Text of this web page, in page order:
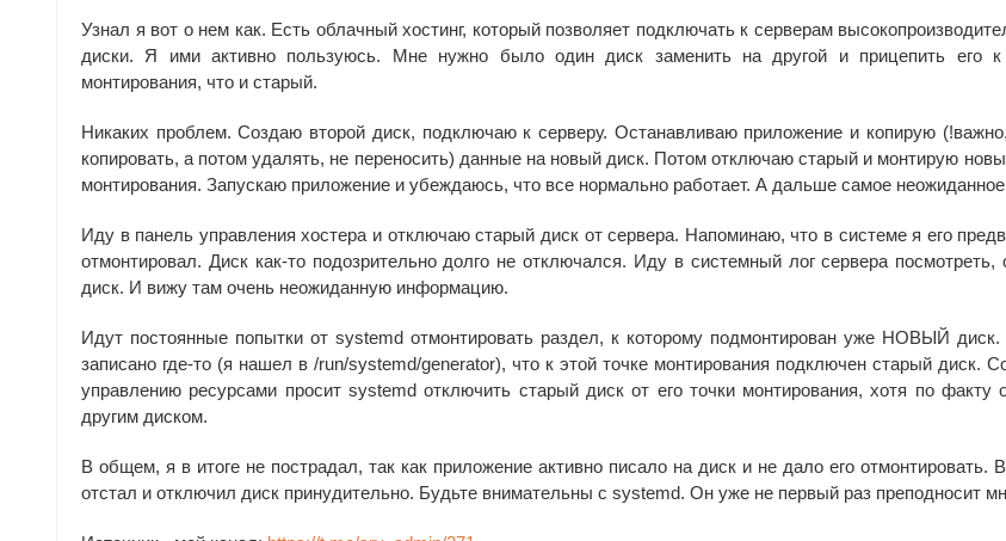
Узнал я вот о нем как. Есть облачный хостинг, который позволяет подключать к серверам
диски. Я ими активно пользуюсь. Мне нужно было один диск заменить на другой и прицепить его
монтирования, что и старый.
Никаких проблем. Создаю второй диск, подключаю к серверу. Останавливаю приложение и копирую
копировать, а потом удалять, не переносить) данные на новый диск. Потом отключаю старый и монтирую
монтирования. Запускаю приложение и убеждаюсь, что все нормально работает. А дальше самое
Иду в панель управления хостера и отключаю старый диск от сервера. Напоминаю, что в системе я его
отмонтировал. Диск как-то подозрительно долго не отключался. Иду в системный лог сервера посмотреть,
диск. И вижу там очень неожиданную информацию.
Идут постоянные попытки от systemd отмонтировать раздел, к которому подмонтирован уже НОВЫЙ диск.
записано где-то (я нашел в /run/systemd/generator), что к этой точке монтирования подключен старый диск.
управлению ресурсами просит systemd отключить старый диск от его точки монтирования, хотя по факту
другим диском.
В общем, я в итоге не пострадал, так как приложение активно писало на диск и не дало его отмонтировать.
отстал и отключил диск принудительно. Будьте внимательны с systemd. Он уже не первый раз преподносит